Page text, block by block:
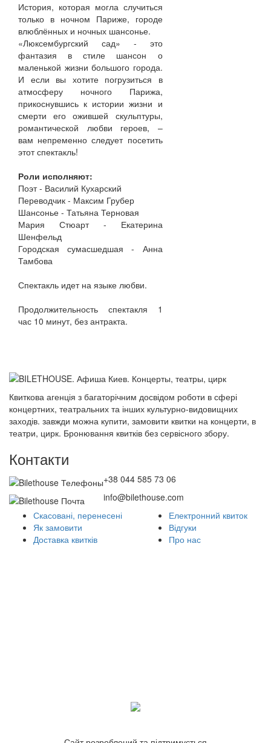
История, которая могла случиться
только в ночном Париже, городе
влюблённых и ночных шансонье.
«Люксембургский сад» - это
фантазия в стиле шансон о
маленькой жизни большого города.
И если вы хотите погрузиться в
атмосферу ночного Парижа,
прикоснувшись к истории жизни и
смерти его ожившей скульптуры,
романтической любви героев, –
вам непременно следует посетить
этот спектакль!
Роли исполняют:
Поэт - Василий Кухарский
Переводчик - Максим Грубер
Шансонье - Татьяна Терновая
Мария Стюарт - Екатерина
Шенфельд
Городская сумасшедшая - Анна
Тамбова
Спектакль идет на языке любви.
Продолжительность спектакля 1
час 10 минут, без антракта.
Квиткова агенція з багаторічним досвідом роботи в сфері
концертних, театральних та інших культурно-видовищних
заходів. завжди можна купити, замовити квитки на концерти, в
театри, цирк. Бронювання квитків без сервісного збору.
Контакти
+38 044 585 73 06
info@bilethouse.com
Скасовані, перенесені
Як замовити
Доставка квитків
Електронний квиток
Відгуки
Про нас